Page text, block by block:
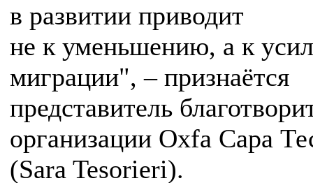
в развитии приводит
не к уменьшению, а к
миграции", – признаётся
представитель
организации Oxfa Сара
(Sara Tesorieri).